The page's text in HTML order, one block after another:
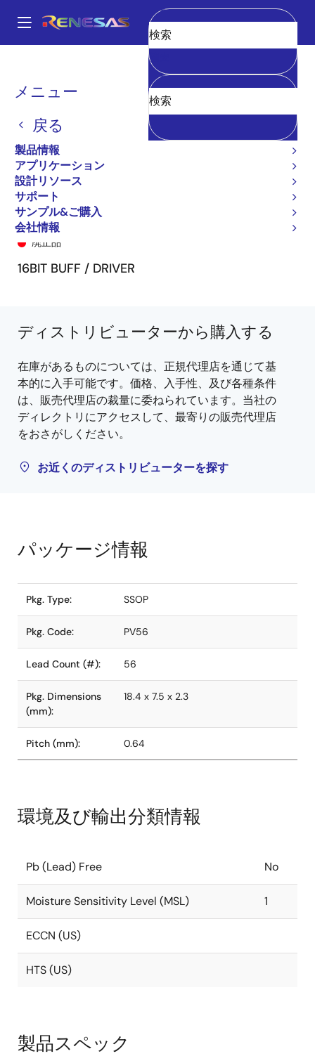
ン
Main
navigation
メニュー
戻る
製品情報
アプリケーション
設計リソース
サポート
サンプル&ご購入
会社情報
消去
パ
く
ず
74LVCH16344A 74LVCH16344APV8
74LVCH16344APV8
廃止品
16BIT BUFF / DRIVER
ディストリビューターから購入する
在庫があるものについては、正規代理店を通じて基
本的に入手可能です。価格、入手性、及び各種条件
は、販売代理店の裁量に委ねられています。当社の
ディレクトリにアクセスして、最寄りの販売代理店
をおさがしください。
お近くのディストリビューターを探す
パッケージ情報
Pkg. Type: SSOP
Pkg. Code: PV56
Lead Count (#): 56
Pkg. Dimensions
(mm):
18.4 x 7.5 x 2.3
Pitch (mm): 0.64
環境及び輸出分類情報
Pb (Lead) Free No
Moisture Sensitivity Level (MSL) 1
ECCN (US)
HTS (US)
製品スペック